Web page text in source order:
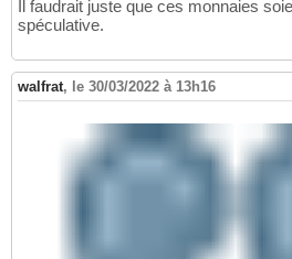
Il faudrait juste que ces monnaies
spéculative.
walfrat, le 30/03/2022 à 13h16